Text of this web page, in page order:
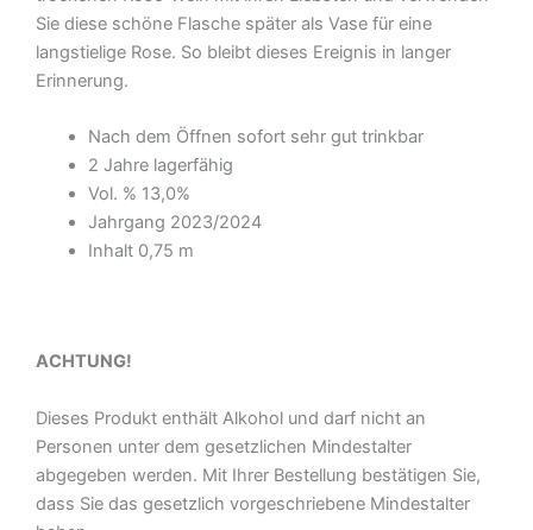
Sie diese schöne Flasche später als Vase für eine
langstielige Rose. So bleibt dieses Ereignis in langer
Erinnerung.
Nach dem Öffnen sofort sehr gut trinkbar
2 Jahre lagerfähig
Vol. % 13,0%
Jahrgang 2023/2024
Inhalt 0,75 m
ACHTUNG!
Dieses Produkt enthält Alkohol und darf nicht an
Personen unter dem gesetzlichen Mindestalter
abgegeben werden. Mit Ihrer Bestellung bestätigen Sie,
dass Sie das gesetzlich vorgeschriebene Mindestalter